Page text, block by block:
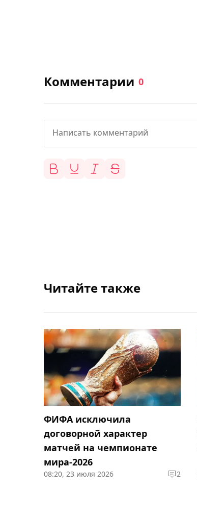
Комментарии 0
Читайте также
ФИФА исключила
договорной характер
матчей на чемпионате
мира-2026
08:20, 23 июля 2026 2